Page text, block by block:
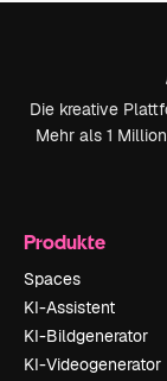
Die kreative
Mehr als 1
Produkte
Spaces
KI-Assistent
KI-Bildgenerator
KI-Videogenerator